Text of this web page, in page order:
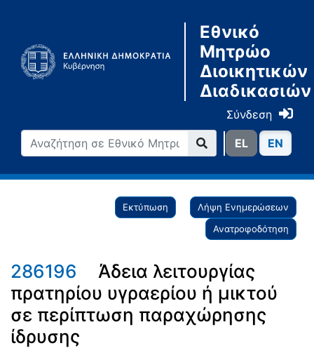
Εθνικό
Μητρώο
Διοικητικών
Διαδικασιών
Σύνδεση
ΕL ΕN
Εκτύπωση
Λήψη Ενημερώσεων
Ανατροφοδότηση
286196
Άδεια λειτουργίας
πρατηρίου υγραερίου ή μικτού
σε περίπτωση παραχώρησης
ίδρυσης